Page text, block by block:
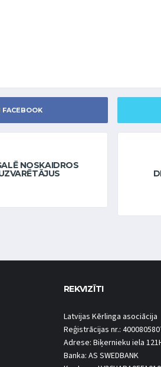
FACEBOOK
NOSKAIDROS
REKVIZĪTI
Latvijas Kērlinga asociācija
Reģistrācijas nr.:
Adrese: Biķernieku iela
Banka: AS SWEDBANK